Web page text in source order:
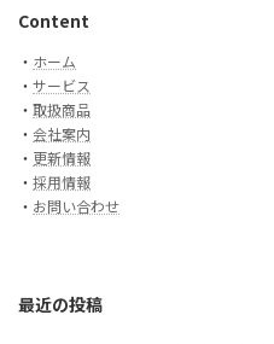
Content
・ ホーム
・ サービス
・ 取扱商品
・ 会社案内
・ 更新情報
・ 採用情報
・ お問い合わせ
最近の投稿